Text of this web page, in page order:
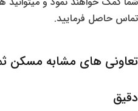
تماس حاصل فرمایید.
تعاونی های مشابه مسکن
دقیق